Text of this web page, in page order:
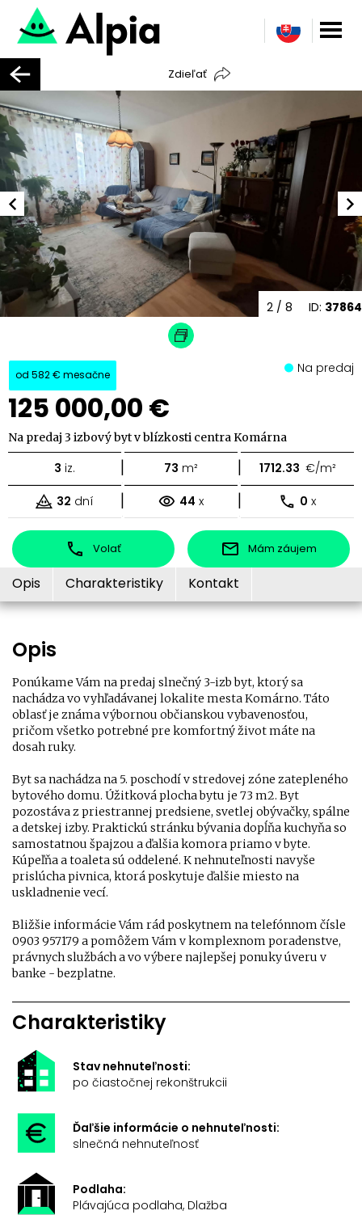
Zdieľať
ID: 37864
2 / 8
od 582 € mesačne
125 000,00 €
Na predaj
Na predaj 3 izbový byt v blízkosti centra Komárna
3 iz. | 73 m² | 1712.33 €/m²
32 dní | 44 x | 0 x
Volať Mám záujem
Opis Charakteristiky Kontakt
Opis
Ponúkame Vám na predaj slnečný 3-izb byt, ktorý sa
nachádza vo vyhľadávanej lokalite mesta Komárno. Táto
oblasť je známa výbornou občianskou vybavenosťou,
pričom všetko potrebné pre komfortný život máte na
dosah ruky.
Byt sa nachádza na 5. poschodí v stredovej zóne zatepleného
bytového domu. Úžitková plocha bytu je 73 m2. Byt
pozostáva z priestrannej predsiene, svetlej obývačky, spálne
a detskej izby. Praktickú stránku bývania dopĺňa kuchyňa so
samostatnou špajzou a ďalšia komora priamo v byte.
Kúpeľňa a toaleta sú oddelené. K nehnuteľnosti navyše
prislúcha pivnica, ktorá poskytuje ďalšie miesto na
uskladnenie vecí.
Bližšie informácie Vám rád poskytnem na telefónnom čísle
0903 957179 a pomôžem Vám v komplexnom poradenstve,
právnych službách a vo výbere najlepšej ponuky úveru v
banke - bezplatne.
Charakteristiky
Stav nehnuteľnosti:
po čiastočnej rekonštrukcii
Ďaľšie informácie o nehnuteľnosti:
slnečná nehnuteľnosť
Podlaha:
Plávajúca podlaha, Dlažba